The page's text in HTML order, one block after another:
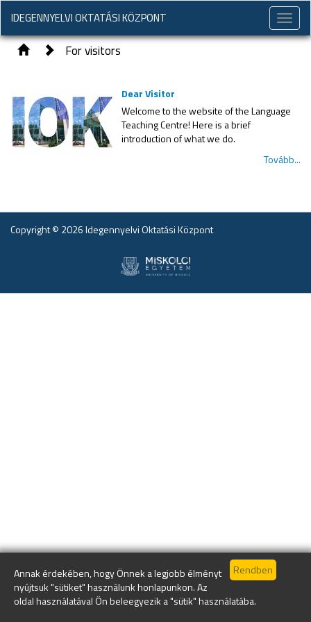
Annak érdekében, hogy Önnek a legjobb élményt
nyújtsuk "sütiket" használunk honlapunkon. Az
oldal használatával Ön beleegyezik a "sütik" használatába.
Toggle
IDEGENNYELVI OKTATÁSI KÖZPONT
For visitors
Dear Visitor
Welcome to the website of the Language
Teaching Centre! Here is a brief
introduction of what we do.
Tovább...
Copyright © 2026 Idegennyelvi Oktatási Központ